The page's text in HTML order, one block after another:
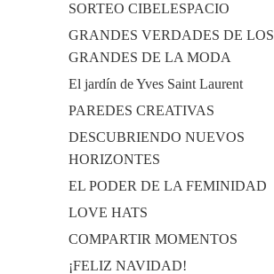
SORTEO CIBELESPACIO
GRANDES VERDADES DE LOS
GRANDES DE LA MODA
El jardín de Yves Saint Laurent
PAREDES CREATIVAS
DESCUBRIENDO NUEVOS
HORIZONTES
EL PODER DE LA FEMINIDAD
LOVE HATS
COMPARTIR MOMENTOS
¡FELIZ NAVIDAD!